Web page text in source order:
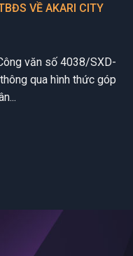
VỀ AKARI CITY
văn số 4038/SXD-
qua hình thức góp